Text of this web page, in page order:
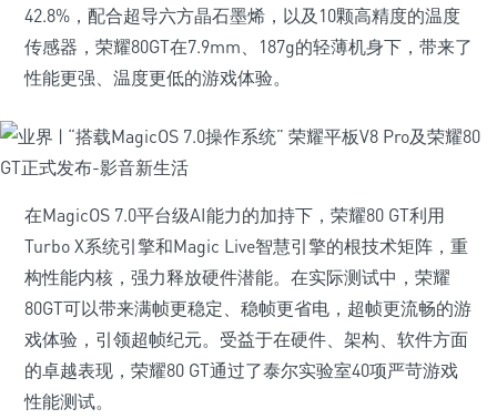
42.8%，配合超导六方晶石墨烯，以及10颗高精度的温度
传感器，荣耀80GT在7.9mm、187g的轻薄机身下，带来了
性能更强、温度更低的游戏体验。
在MagicOS 7.0平台级AI能力的加持下，荣耀80 GT利用
Turbo X系统引擎和Magic Live智慧引擎的根技术矩阵，重
构性能内核，强力释放硬件潜能。在实际测试中，荣耀
80GT可以带来满帧更稳定、稳帧更省电，超帧更流畅的游
戏体验，引领超帧纪元。受益于在硬件、架构、软件方面
的卓越表现，荣耀80 GT通过了泰尔实验室40项严苛游戏
性能测试。